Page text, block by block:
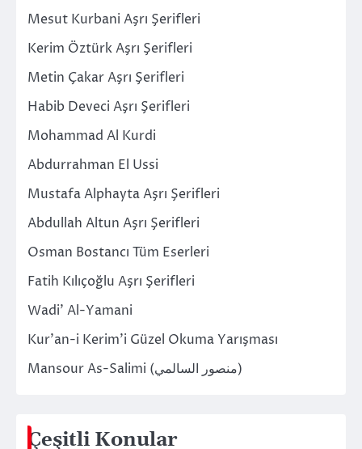
Mesut Kurbani Aşrı Şerifleri
Kerim Öztürk Aşrı Şerifleri
Metin Çakar Aşrı Şerifleri
Habib Deveci Aşrı Şerifleri
Mohammad Al Kurdi
Abdurrahman El Ussi
Mustafa Alphayta Aşrı Şerifleri
Abdullah Altun Aşrı Şerifleri
Osman Bostancı Tüm Eserleri
Fatih Kılıçoğlu Aşrı Şerifleri
Wadi’ Al-Yamani
Kur’an-i Kerim’i Güzel Okuma Yarışması
Mansour As-Salimi (منصور السالمي)
Çeşitli Konular